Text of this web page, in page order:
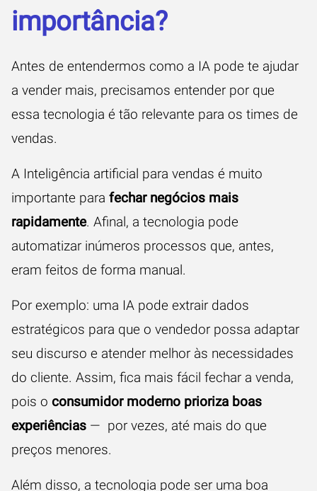
importância?
Antes de entendermos como a IA pode te ajudar
a vender mais, precisamos entender por que
essa tecnologia é tão relevante para os times de
vendas.
A Inteligência artificial para vendas é muito
importante para fechar negócios mais
rapidamente. Afinal, a tecnologia pode
automatizar inúmeros processos que, antes,
eram feitos de forma manual.
Por exemplo: uma IA pode extrair dados
estratégicos para que o vendedor possa adaptar
seu discurso e atender melhor às necessidades
do cliente. Assim, fica mais fácil fechar a venda,
pois o consumidor moderno prioriza boas
experiências — por vezes, até mais do que
preços menores.
Além disso, a tecnologia pode ser uma boa